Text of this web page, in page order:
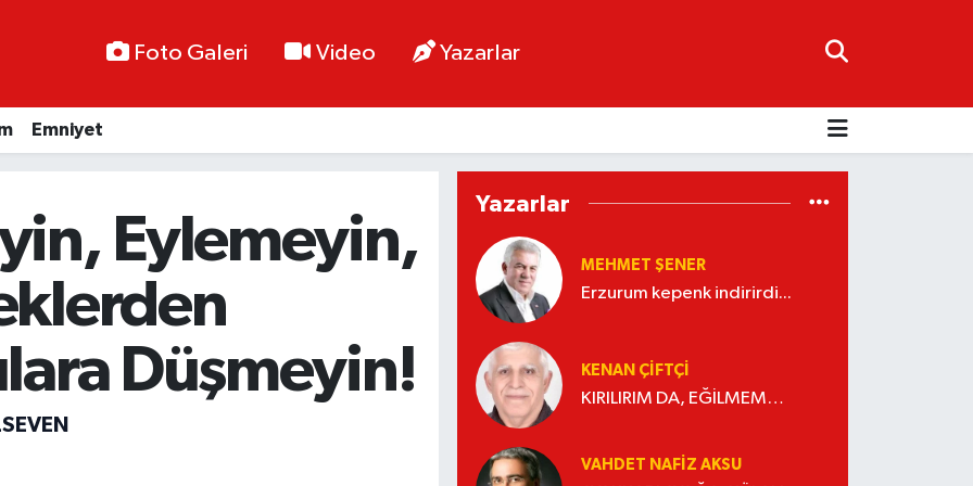
Foto Galeri Video Yazarlar
Emniyet
Eylemeyin,
Düşmeyin!
Yazarlar
MEHMET ŞENER
Erzurum kepenk indirirdi...
KENAN ÇİFTÇİ
KIRILIRIM DA, EĞİLMEM…
VAHDET NAFIZ AKSU